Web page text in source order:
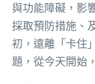
與功能障礙，影
採取預防措施、
初，遠離「卡住
題，從今天開始